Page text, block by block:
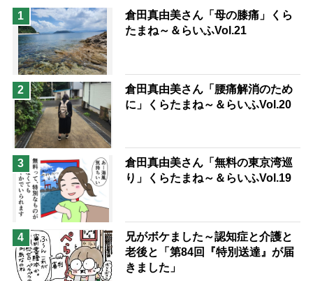
猫が母になつきません
息子の遠距離介護サバイバル術
兄がボケました
予防法
1
倉田真由美さん「母の膝痛」くら
たまね～＆らいふVol.21
2
倉田真由美さん「腰痛解消のため
に」くらたまね～＆らいふVol.20
3
倉田真由美さん「無料の東京湾巡
り」くらたまね～＆らいふVol.19
4
兄がボケました～認知症と介護と
老後と「第84回『特別送達』が届
きました」